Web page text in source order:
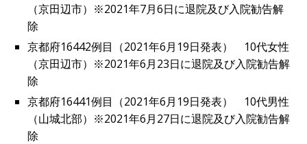
（京田辺市）※2021年7月6日に退院及び入院勧告解
除
京都府16442例目（2021年6月19日発表） 10代女性
（京田辺市）※2021年6月23日に退院及び入院勧告解
除
京都府16441例目（2021年6月19日発表） 10代男性
（山城北部）※2021年6月27日に退院及び入院勧告解
除